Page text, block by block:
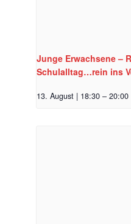
Junge Erwachsene –
Schulalltag…rein ins
13. August | 18:30 – 20:00